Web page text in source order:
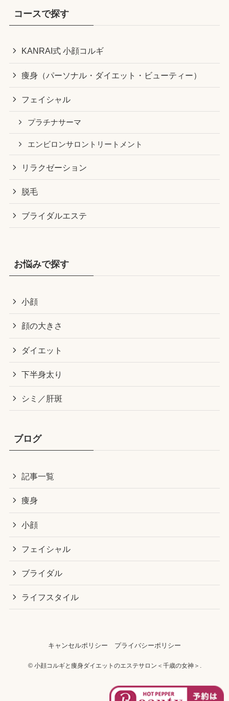
コースで探す
KANRAI式 小顔コルギ
痩身（パーソナル・ダイエット・ビューティー）
フェイシャル
プラチナサーマ
エンビロンサロントリートメント
リラクゼーション
脱毛
ブライダルエステ
お悩みで探す
小顔
顔の大きさ
ダイエット
下半身太り
シミ／肝斑
ブログ
記事一覧
痩身
小顔
フェイシャル
ブライダル
ライフスタイル
キャンセルポリシー プライバシーポリシー
©小顔コルギと痩身ダイエットのエステサロン＜千歳の女神＞.